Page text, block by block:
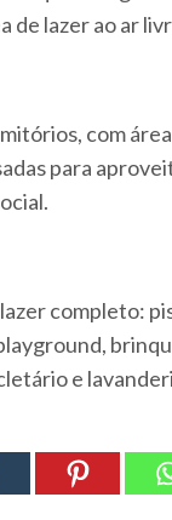
de lazer ao ar
com
para
completo:
e